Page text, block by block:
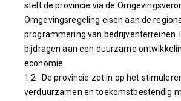
stelt de provincie via de
Omgevingsregeling eisen aan de
programmering van bedrijventerreinen.
bijdragen aan een duurzame
economie.
1.2 De provincie zet in op het
verduurzamen en toekomstbestendig